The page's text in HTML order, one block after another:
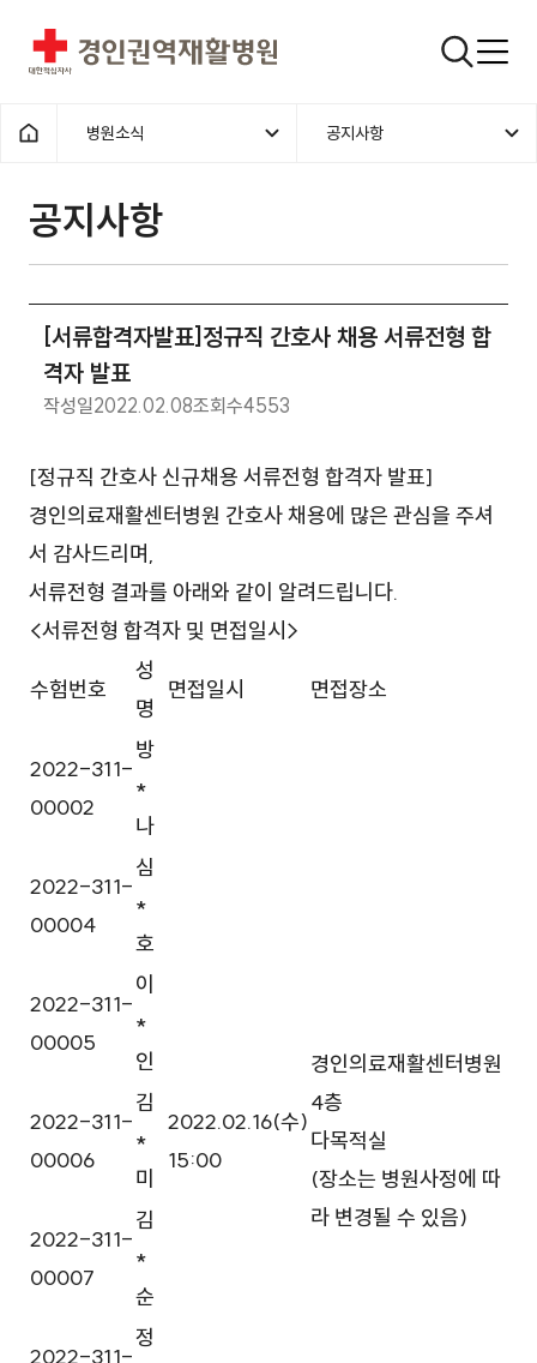
경인권역재활병원 검색창
홈으로
병원소식 공지사항
공지사항
[서류합격자발표]정규직 간호사 채용 서류전형 합
격자 발표
작성일2022.02.08조회수4553
[정규직 간호사 신규채용 서류전형 합격자 발표]
경인의료재활센터병원 간호사 채용에 많은 관심을 주셔
서 감사드리며,
서류전형 결과를 아래와 같이 알려드립니다.
<서류전형 합격자 및 면접일시>
수험번호
성
명
면접일시 면접장소
2022-311-
00002
방
*
나
2022.02.16(수)
15:00
경인의료재활센터병원
4층
다목적실
(장소는 병원사정에 따
라 변경될 수 있음)
2022-311-
00004
심
*
호
2022-311-
00005
이
*
인
2022-311-
00006
김
*
미
2022-311-
00007
김
*
순
2022-311-
정